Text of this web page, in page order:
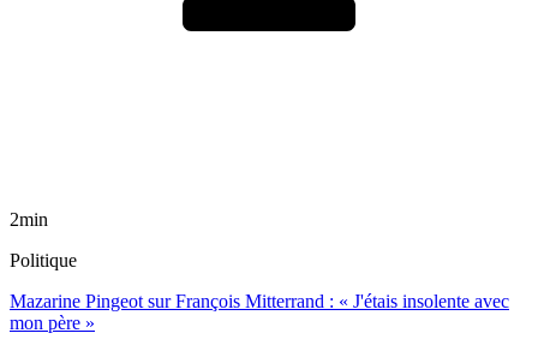
2min
Politique
Mazarine Pingeot sur François Mitterrand : « J'étais insolente avec
mon père »